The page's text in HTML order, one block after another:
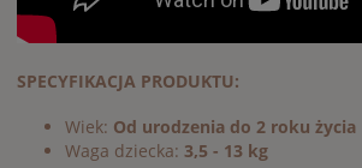
SPECYFIKACJA PRODUKTU:
Wiek: Od urodzenia do 2 roku życia
Waga dziecka: 3,5 - 13 kg